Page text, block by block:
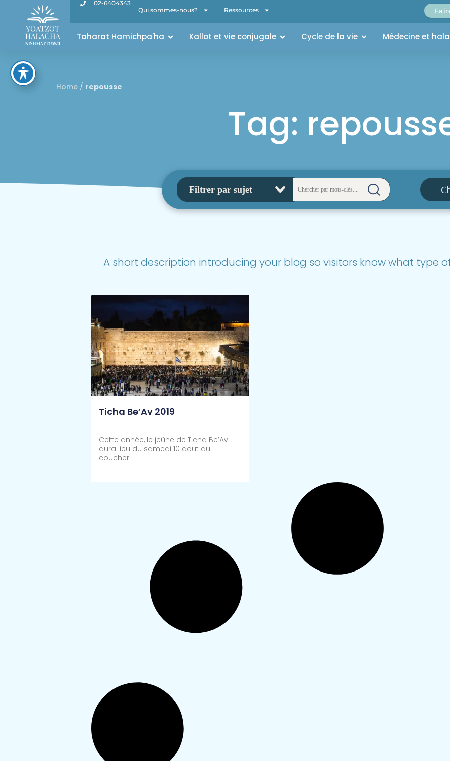
02-6404343
Qui sommes-nous?
Ressources
Taharat Hamichpa'ha Kallot et vie conjugale Cycle de la vie Médecine et
Home / repousse
Tag:
A short description introducing your blog so visitors know what type
Ticha Be’Av 2019
Cette année, le jeûne de Ticha Be’Av
aura lieu du samedi 10 aout au
coucher